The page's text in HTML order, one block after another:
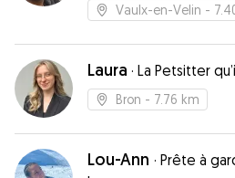
Vaulx-en-Velin -
Laura · La Petsitter
Bron - 7.76 km
Lou-Ann · Prête à